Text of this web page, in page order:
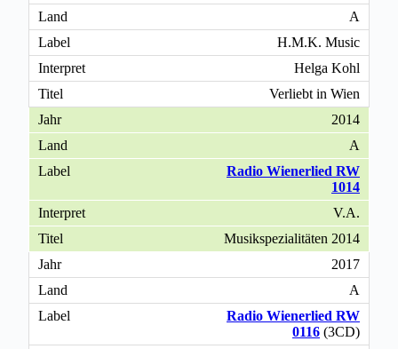
A
H.M.K. Music
Helga Kohl
Verliebt in Wien
2014
A
Radio Wienerlied RW
1014
V.A.
Musikspezialitäten 2014
2017
A
Radio Wienerlied RW
0116 (3CD)